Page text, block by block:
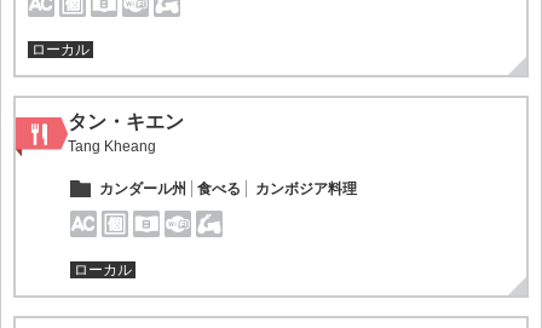
ローカル
タン・キエン
Tang Kheang
カンダール州 食べる カンボジア料理
ローカル